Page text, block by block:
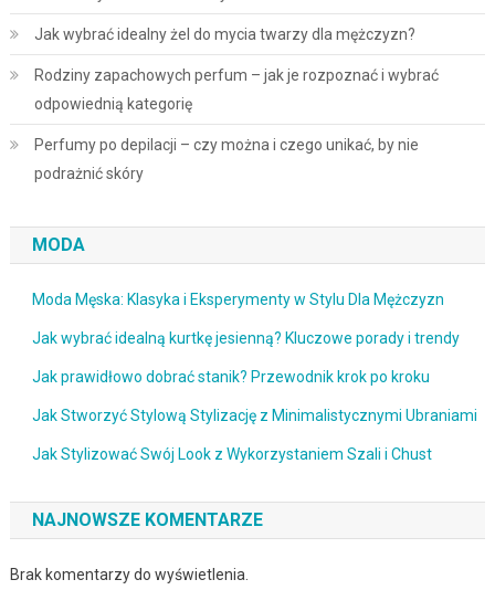
Jak wybrać idealny żel do mycia twarzy dla mężczyzn?
Rodziny zapachowych perfum – jak je rozpoznać i wybrać
odpowiednią kategorię
Perfumy po depilacji – czy można i czego unikać, by nie
podrażnić skóry
MODA
Moda Męska: Klasyka i Eksperymenty w Stylu Dla Mężczyzn
Jak wybrać idealną kurtkę jesienną? Kluczowe porady i trendy
Jak prawidłowo dobrać stanik? Przewodnik krok po kroku
Jak Stworzyć Stylową Stylizację z Minimalistycznymi Ubraniami
Jak Stylizować Swój Look z Wykorzystaniem Szali i Chust
NAJNOWSZE KOMENTARZE
Brak komentarzy do wyświetlenia.